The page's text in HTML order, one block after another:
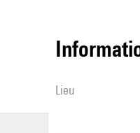
lieu